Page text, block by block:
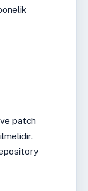
patch